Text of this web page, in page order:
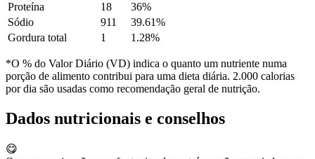
Proteína
18
36%
Sódio
911
39.61%
Gordura total
1 1.28%
*O % do Valor Diário (VD) indica o quanto um nutriente numa
porção de alimento contribui para uma dieta diária. 2.000 calorias
por dia são usadas como recomendação geral de nutrição.
Dados nutricionais e conselhos
😋